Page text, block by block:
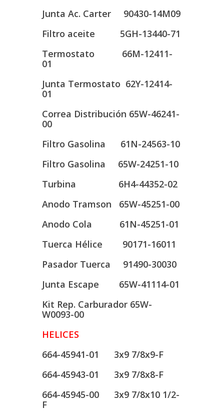
Junta Ac. Carter 90430-14M09
Filtro aceite 5GH-13440-71
Termostato 66M-12411-
01
Junta Termostato 62Y-12414-
01
Correa Distribución 65W-46241-
00
Filtro Gasolina 61N-24563-10
Filtro Gasolina 65W-24251-10
Turbina 6H4-44352-02
Anodo Tramson 65W-45251-00
Anodo Cola 61N-45251-01
Tuerca Hélice 90171-16011
Pasador Tuerca 91490-30030
Junta Escape 65W-41114-01
Kit Rep. Carburador 65W-
W0093-00
HELICES
664-45941-01 3x9 7/8x9-F
664-45943-01 3x9 7/8x8-F
664-45945-00 3x9 7/8x10 1/2-
F